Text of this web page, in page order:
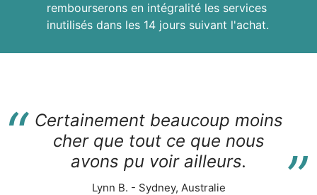
“ Certainement beaucoup moins
cher que tout ce que nous
avons pu voir ailleurs.
“
Lynn B. - Sydney, Australie
rembourserons en intégralité les services
inutilisés dans les 14 jours suivant l'achat.